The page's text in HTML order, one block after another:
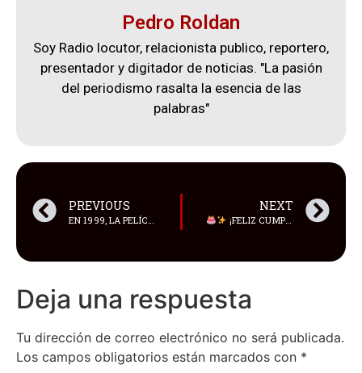
Pedro Roldan
Soy Radio locutor, relacionista publico, reportero,
presentador y digitador de noticias. "La pasión
del periodismo rasalta la esencia de las
palabras"
PREVIOUS NEXT
¡FELIZ CUMPLEAÑOS A MORENA BACCARIN!
Deja una respuesta
Tu dirección de correo electrónico no será publicada.
Los campos obligatorios están marcados con *